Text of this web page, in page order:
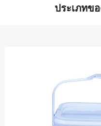
ประเภทข